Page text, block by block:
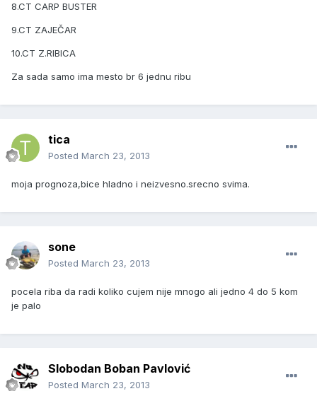
8.CT CARP BUSTER
9.CT ZAJEČAR
10.CT Z.RIBICA
Za sada samo ima mesto br 6 jednu ribu
tica
Posted March 23, 2013
moja prognoza,bice hladno i neizvesno.srecno svima.
sone
Posted March 23, 2013
pocela riba da radi koliko cujem nije mnogo ali jedno 4 do 5 kom
je palo
Slobodan Boban Pavlović
Posted March 23, 2013